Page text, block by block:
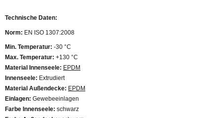
Technische Daten:
Norm: EN ISO 1307:2008
Min. Temperatur: -30 °C
Max. Temperatur: +130 °C
Material Innenseele: EPDM
Innenseele: Extrudiert
Material Außendecke: EPDM
Einlagen: Gewebeeinlagen
Farbe Innenseele: schwarz